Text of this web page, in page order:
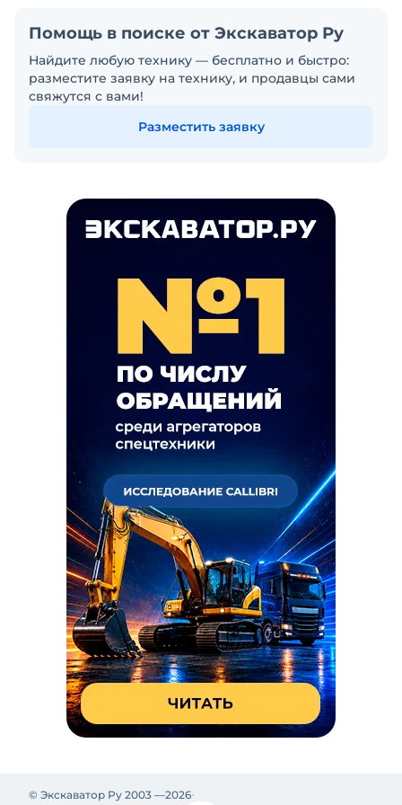
Помощь в поиске от Экскаватор Ру
Найдите любую технику — бесплатно и быстро:
разместите заявку на технику, и продавцы сами
свяжутся с вами!
Разместить заявку
© Экскаватор Ру 2003 —2026